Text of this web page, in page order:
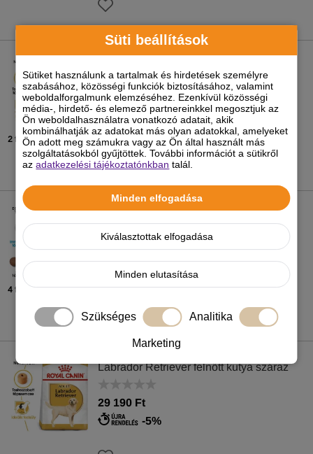
Süti beállítások
Sütiket használunk a tartalmak és hirdetések személyre
szabásához, közösségi funkciók biztosításához, valamint
weboldalforgalmunk elemzéséhez. Ezenkívül közösségi
média-, hirdető- és elemező partnereinkkel megosztjuk az
Ön weboldalhasználatra vonatkozó adatait, akik
kombinálhatják az adatokat más olyan adatokkal, amelyeket
Ön adott meg számukra vagy az Ön által használt más
szolgáltatásokból gyűjtöttek. További információt a sütikről
azadatkezelési tájékoztatónkban talál.
Minden elfogadása
Kiválasztottak elfogadása
Minden elutasítása
Szükséges Analitika
Marketing
2 féle kiszerelésben
Royal Canin German Shepherd Adult -
8 970Ft-tól
-5%
4 féle kiszerelésben
Royal Canin Medium Puppy - közepes
3 100Ft-tól
-5%
Labrador Retriever felnőtt kutya száraz
29 190 Ft
-5%